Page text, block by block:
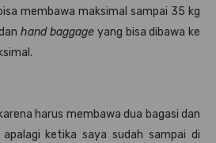
membawa maksimal sampai 35 kg
hand baggage yang bisa dibawa ke
harus membawa dua bagasi dan
ketika saya sudah sampai di